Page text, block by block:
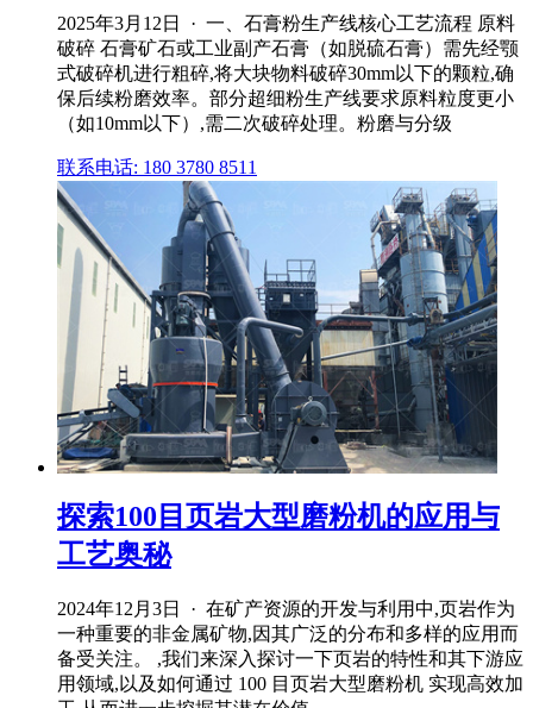
2025年3月12日 · 一、石膏粉生产线核心工艺流程 原料
破碎 石膏矿石或工业副产石膏（如脱硫石膏）需先经颚
式破碎机进行粗碎,将大块物料破碎30mm以下的颗粒,确
保后续粉磨效率。部分超细粉生产线要求原料粒度更小
（如10mm以下）,需二次破碎处理。粉磨与分级
联系电话: 180 3780 8511
探索100目页岩大型磨粉机的应用与
工艺奥秘
2024年12月3日 · 在矿产资源的开发与利用中,页岩作为
一种重要的非金属矿物,因其广泛的分布和多样的应用而
备受关注。 ,我们来深入探讨一下页岩的特性和其下游应
用领域,以及如何通过 100 目页岩大型磨粉机 实现高效加